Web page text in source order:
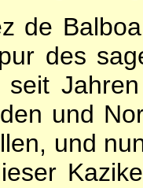
de
des
und
und